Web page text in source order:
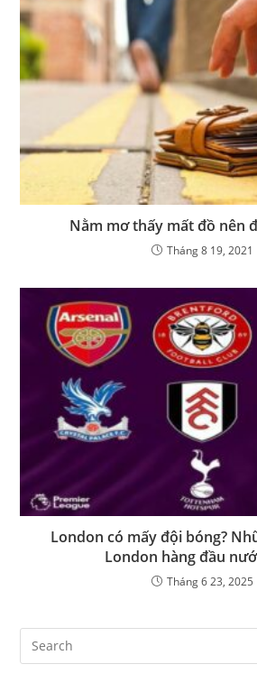
Nằm mơ thấy mất đồ nên
Tháng 8 19, 2021
London có mấy đội bóng?
London hàng đầu
Tháng 6 23, 2025